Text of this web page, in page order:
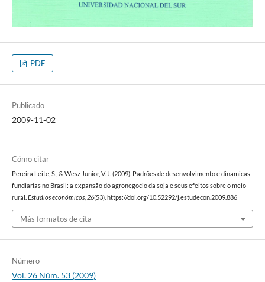
PDF
Publicado
2009-11-02
Cómo citar
Pereira Leite, S., & Wesz Junior, V. J. (2009). Padrões de desenvolvimento e dinamicas
fundiarias no Brasil: a expansão do agronegocio da soja e seus efeitos sobre o meio
rural. Estudios económicos, 26(53). https://doi.org/10.52292/j.estudecon.2009.886
Más formatos de cita
Número
Vol. 26 Núm. 53 (2009)